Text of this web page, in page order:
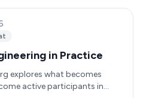
other, and the repeatable
in Practice
explores what becomes
active participants in